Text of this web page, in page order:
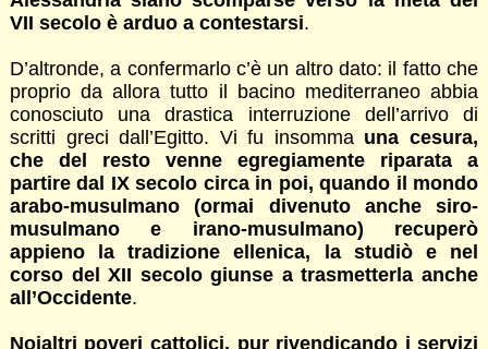
VII secolo è arduo a contestarsi.
D’altronde, a confermarlo c’è un altro dato: il fatto che
proprio da allora tutto il bacino mediterraneo abbia
conosciuto una drastica interruzione dell’arrivo di
scritti greci dall’Egitto. Vi fu insomma una cesura,
che del resto venne egregiamente riparata a
partire dal IX secolo circa in poi, quando il mondo
arabo-musulmano (ormai divenuto anche siro-
musulmano e irano-musulmano) recuperò
appieno la tradizione ellenica, la studiò e nel
corso del XII secolo giunse a trasmetterla anche
all’Occidente.
Noialtri poveri cattolici, pur rivendicando i servizi